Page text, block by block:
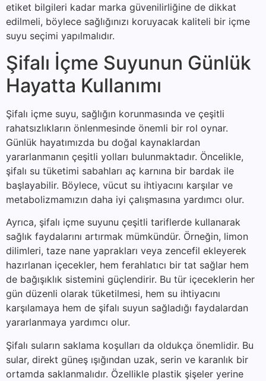
etiket bilgileri kadar marka güvenilirliğine de dikkat
edilmeli, böylece sağlığınızı koruyacak kaliteli bir içme
suyu seçimi yapılmalıdır.
Şifalı İçme Suyunun Günlük
Hayatta Kullanımı
Şifalı içme suyu, sağlığın korunmasında ve çeşitli
rahatsızlıkların önlenmesinde önemli bir rol oynar.
Günlük hayatımızda bu doğal kaynaklardan
yararlanmanın çeşitli yolları bulunmaktadır. Öncelikle,
şifalı su tüketimi sabahları aç karnına bir bardak ile
başlayabilir. Böylece, vücut su ihtiyacını karşılar ve
metabolizmamızın daha iyi çalışmasına yardımcı olur.
Ayrıca, şifalı içme suyunu çeşitli tariflerde kullanarak
sağlık faydalarını artırmak mümkündür. Örneğin, limon
dilimleri, taze nane yaprakları veya zencefil ekleyerek
hazırlanan içecekler, hem ferahlatıcı bir tat sağlar hem
de bağışıklık sistemini güçlendirir. Bu tür içeceklerin her
gün düzenli olarak tüketilmesi, hem su ihtiyacını
karşılamaya hem de şifalı suyun sağladığı faydalardan
yararlanmaya yardımcı olur.
Şifalı suların saklama koşulları da oldukça önemlidir. Bu
sular, direkt güneş ışığından uzak, serin ve karanlık bir
ortamda saklanmalıdır. Özellikle plastik şişeler yerine